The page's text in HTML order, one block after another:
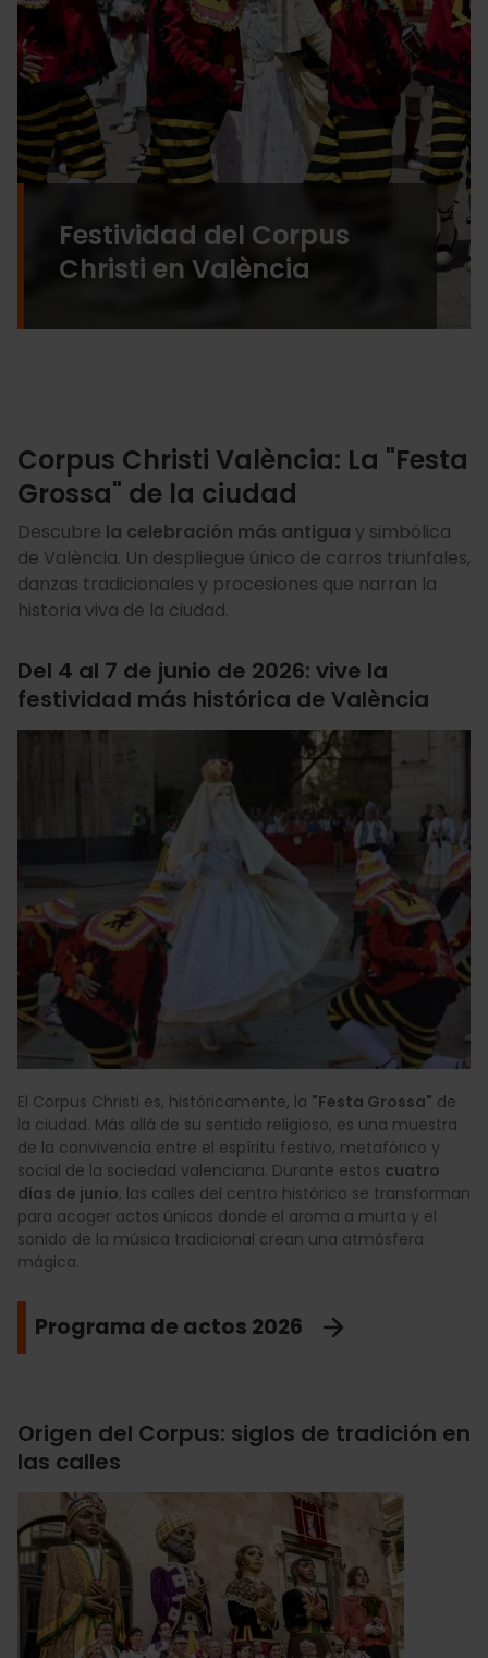
Festividad del Corpus
Christi en València
Corpus Christi València: La "Festa
Grossa" de la ciudad
Descubre la celebración más antigua y simbólica
de València. Un despliegue único de carros triunfales,
danzas tradicionales y procesiones que narran la
historia viva de la ciudad.
Del 4 al 7 de junio de 2026: vive la
festividad más histórica de València
El Corpus Christi es, históricamente, la "Festa Grossa" de
la ciudad. Más allá de su sentido religioso, es una muestra
de la convivencia entre el espíritu festivo, metafórico y
social de la sociedad valenciana. Durante estos cuatro
días de junio, las calles del centro histórico se transforman
para acoger actos únicos donde el aroma a murta y el
sonido de la música tradicional crean una atmósfera
mágica.
Programa de actos 2026
Origen del Corpus: siglos de tradición en
las calles